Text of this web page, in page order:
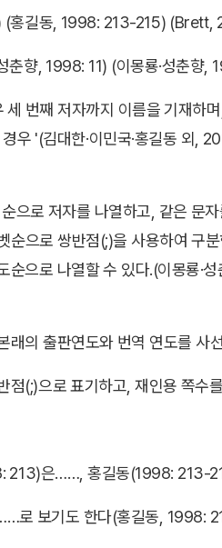
(홍길동, 1998: 213-215)
춘향, 1998: 11) (이몽룡·성춘
번째 저자까지 이름을 기재하
우 '(김대한·이민국·홍길동 외
으로 저자를 나열하고, 같은 문
순으로 쌍반점(;)을 사용하여 구
순으로 나열할 수 있다.(이몽
래의 출판연도와 번역 연도를
점(;)으로 표기하고, 재인용 쪽
213)은……, 홍길동(1998:
로 보기도 한다(홍길동, 1998: